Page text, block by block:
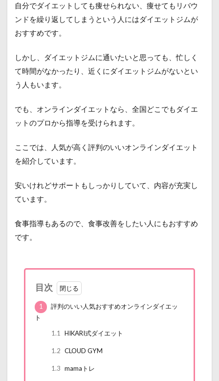
自分でダイエットしても痩せられない、痩せてもリバウ
ンドを繰り返してしまうという人にはダイエットジムが
おすすめです。
しかし、ダイエットジムに通いたいと思っても、忙しく
て時間がなかったり、近くにダイエットジムがないとい
う人もいます。
でも、オンラインダイエットなら、全国どこでもダイエ
ットのプロから指導を受けられます。
ここでは、人気が高く評判のいいオンラインダイエット
を紹介しています。
安いけれどサポートもしっかりしていて、内容が充実し
ています。
食事指導もあるので、食事改善をしたい人にもおすすめ
です。
目次
1
評判のいい人気おすすめオンラインダイエッ
ト
1.1
HIKARI式ダイエット
1.2 CLOUD GYM
1.3 mamaトレ